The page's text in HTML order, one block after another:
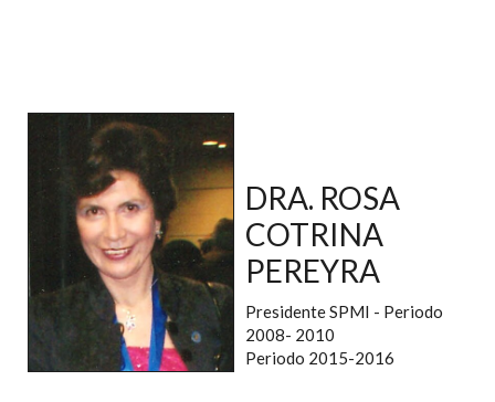
DRA. ROSA
COTRINA
PEREYRA
Presidente SPMI - Periodo
2008- 2010
Periodo 2015-2016